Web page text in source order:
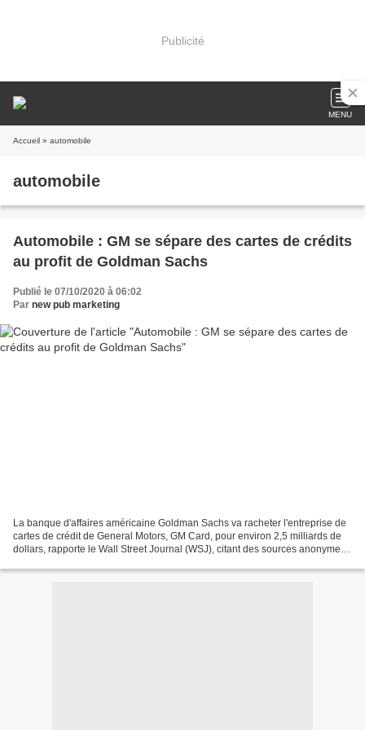
Publicité
MENU
Accueil » automobile
automobile
Automobile : GM se sépare des cartes de crédits
au profit de Goldman Sachs
Publié le 07/10/2020 à 06:02
Par new pub marketing
La banque d'affaires américaine Goldman Sachs va racheter l'entreprise de
cartes de crédit de General Motors, GM Card, pour environ 2,5 milliards de
dollars, rapporte le Wall Street Journal (WSJ), citant des sources anonymes